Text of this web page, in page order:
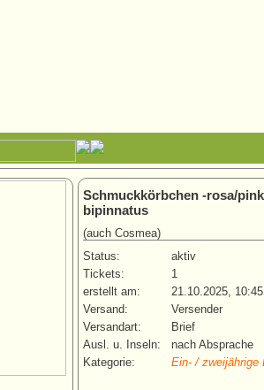
Schmuckkörbchen -rosa/
bipinnatus
(auch Cosmea)
Status:
aktiv
Tickets:
1
erstellt am:
21.10.2025,
Versand:
Versender
Versandart:
Brief
Ausl. u. Inseln:
nach Absprache
Kategorie:
Ein- / zweijährige